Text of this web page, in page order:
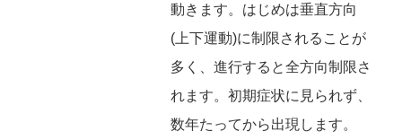
動きます。はじめは垂直方向
(上下運動)に制限されることが
多く、進行すると全方向制限さ
れます。初期症状に見られず、
数年たってから出現します。